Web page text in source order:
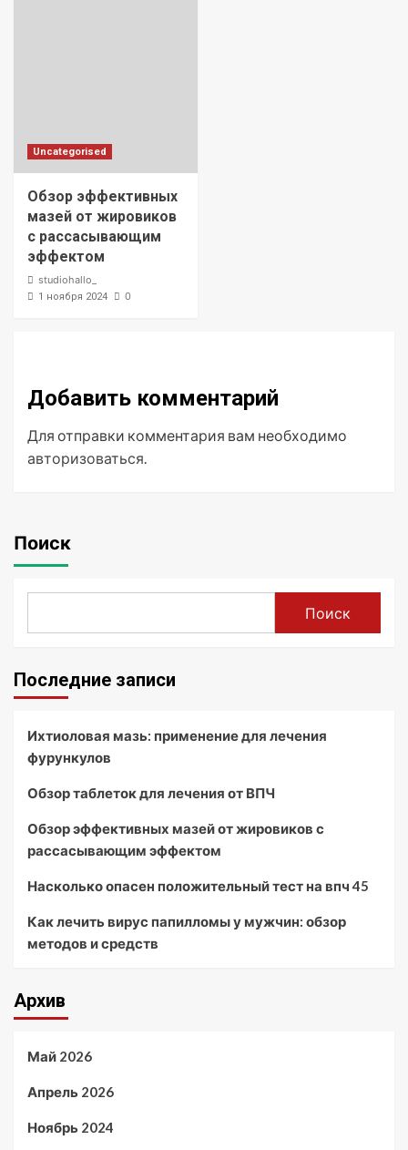
Uncategorised
Обзор эффективных
мазей от жировиков
с рассасывающим
эффектом
studiohallo_
1 ноября 2024 0
Добавить комментарий
Для отправки комментария вам необходимо
авторизоваться.
Поиск
Поиск
Последние записи
Ихтиоловая мазь: применение для лечения
фурункулов
Обзор таблеток для лечения от ВПЧ
Обзор эффективных мазей от жировиков с
рассасывающим эффектом
Насколько опасен положительный тест на впч 45
Как лечить вирус папилломы у мужчин: обзор
методов и средств
Архив
Май 2026
Апрель 2026
Ноябрь 2024